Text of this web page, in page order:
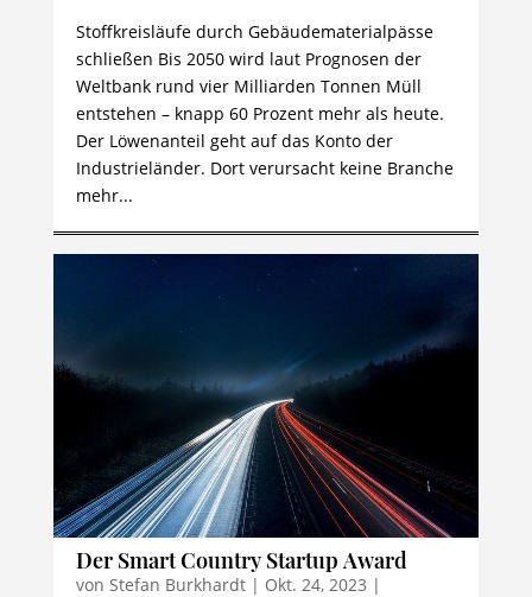
Stoffkreisläufe durch Gebäudematerialpässe
schließen Bis 2050 wird laut Prognosen der
Weltbank rund vier Milliarden Tonnen Müll
entstehen – knapp 60 Prozent mehr als heute.
Der Löwenanteil geht auf das Konto der
Industrieländer. Dort verursacht keine Branche
mehr...
Der Smart Country Startup Award
von Stefan Burkhardt| Okt. 24, 2023 |